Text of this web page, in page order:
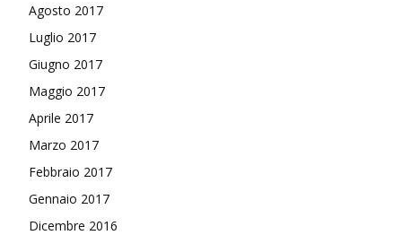
Agosto 2017
Luglio 2017
Giugno 2017
Maggio 2017
Aprile 2017
Marzo 2017
Febbraio 2017
Gennaio 2017
Dicembre 2016